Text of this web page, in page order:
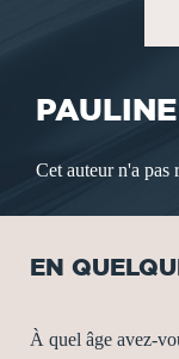
Cet auteur n'a pas
EN
À quel âge avez-